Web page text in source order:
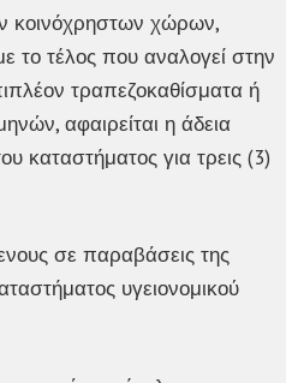
κοινόχρηστων χώρων,
το τέλος που αναλογεί στην
τραπεζοκαθίσματα ή
αφαιρείται η άδεια
καταστήματος για τρεις (3)
σε παραβάσεις της
υγειονομικού